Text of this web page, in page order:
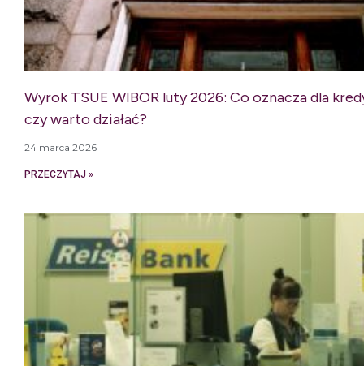
Wyrok TSUE WIBOR luty 2026: Co oznacza dla
czy warto działać?
24 marca 2026
PRZECZYTAJ »